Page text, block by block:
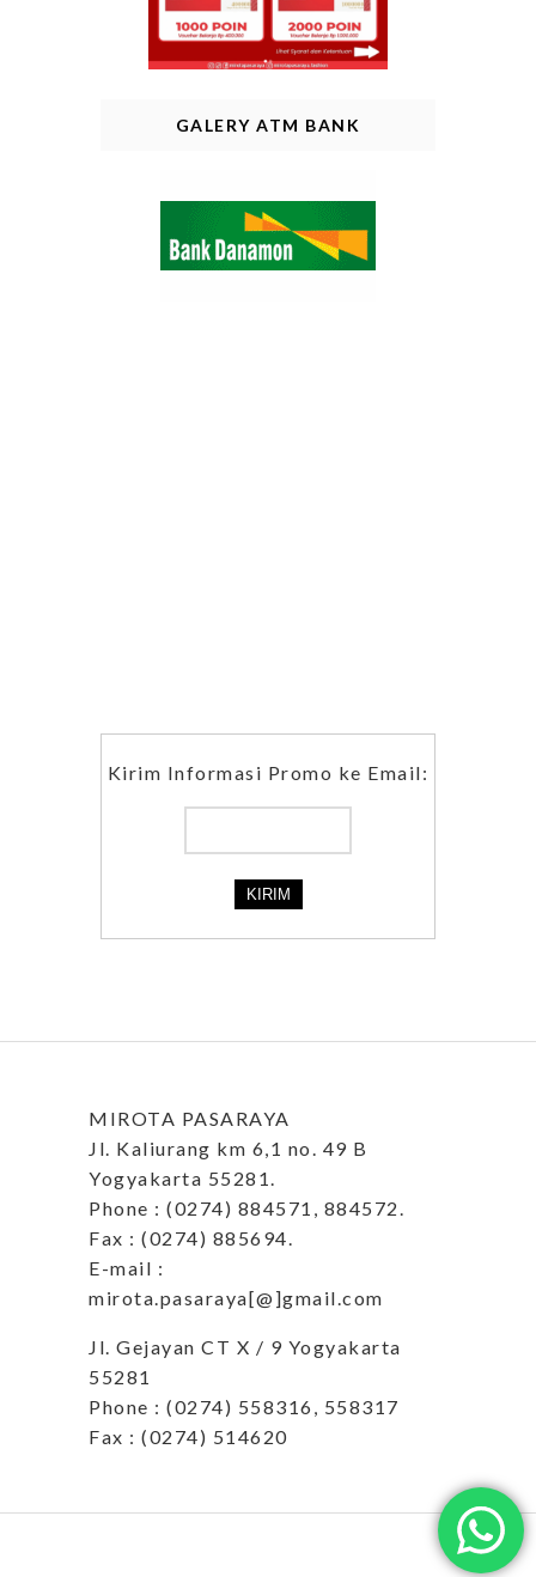
GALERY ATM BANK
Kirim Informasi Promo ke Email:
MIROTA PASARAYA
Jl. Kaliurang km 6,1 no. 49 B
Yogyakarta 55281.
Phone : (0274) 884571, 884572.
Fax : (0274) 885694.
E-mail :
mirota.pasaraya[@]gmail.com
Jl. Gejayan CT X / 9 Yogyakarta
55281
Phone : (0274) 558316, 558317
Fax : (0274) 514620